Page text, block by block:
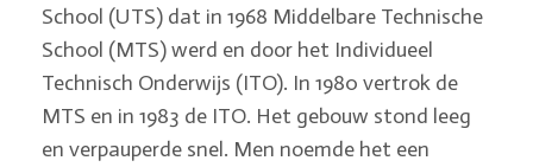
School (UTS) dat in 1968 Middelbare Technische
School (MTS) werd en door het Individueel
Technisch Onderwijs (ITO). In 1980 vertrok de
MTS en in 1983 de ITO. Het gebouw stond leeg
en verpauperde snel. Men noemde het een